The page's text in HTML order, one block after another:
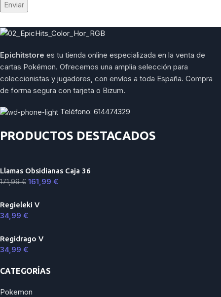
Epichitstore es tu tienda online especializada en la venta de
cartas Pokémon. Ofrecemos una amplia selección para
coleccionistas y jugadores, con envíos a toda España. Compra
de forma segura con tarjeta o Bizum.
Teléfono: 614474329
PRODUCTOS DESTACADOS
Llamas Obsidianas Caja 36
171,99€ 161,99 €
Regieleki V
34,99 €
Regidrago V
34,99 €
CATEGORÍAS
Pokemon